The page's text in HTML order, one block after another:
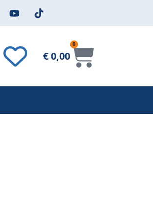
€0,00
0